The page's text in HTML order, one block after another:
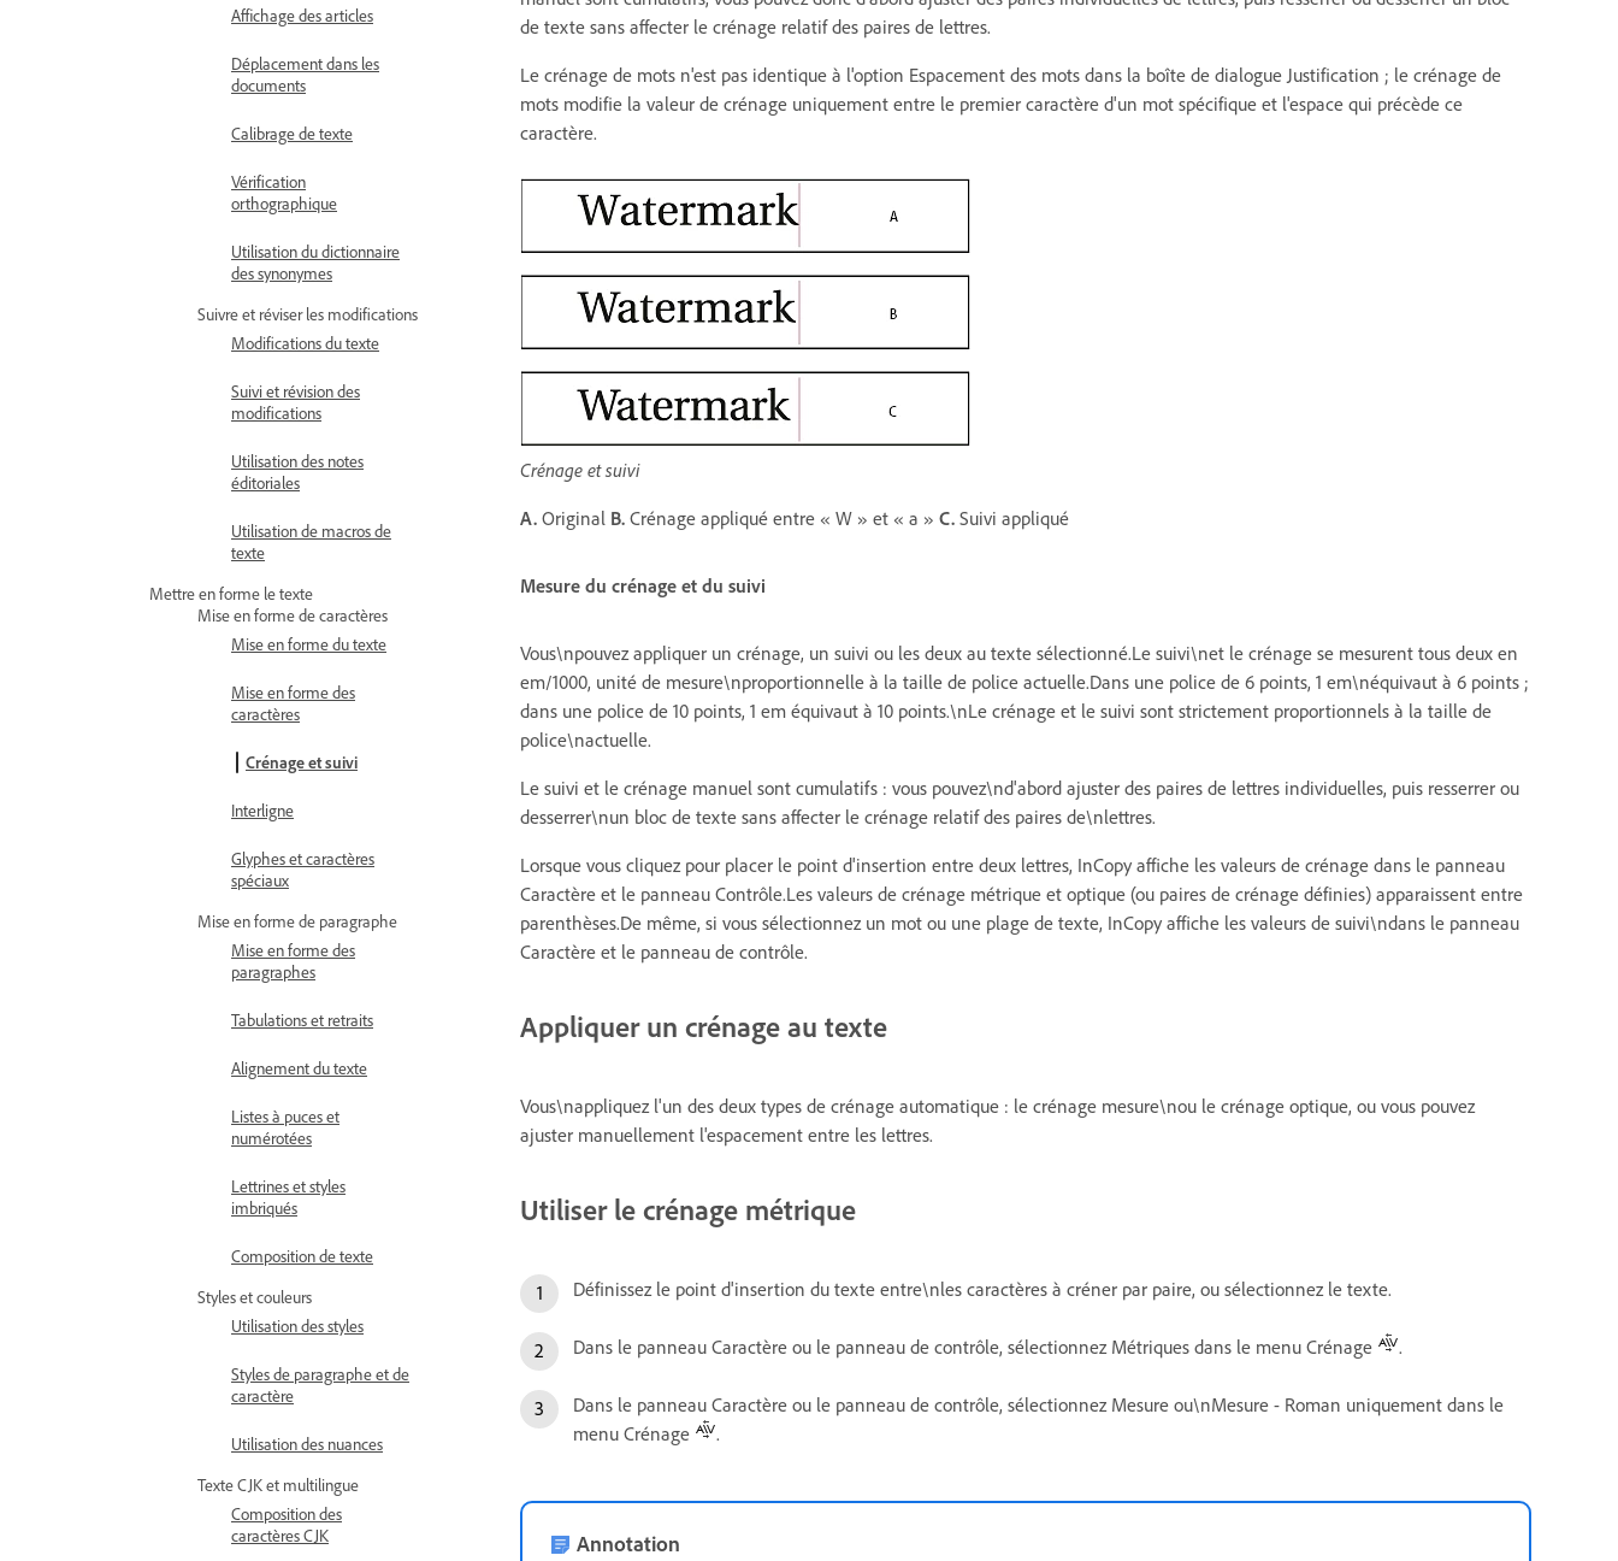
Affichage des articles
Déplacement dans les
documents
Calibrage de texte
Vérification
orthographique
Utilisation du dictionnaire
des synonymes
Suivre et réviser les modifications
Modifications du texte
Suivi et révision des
modifications
Utilisation des notes
éditoriales
Utilisation de macros de
texte
Mettre en forme le texte
Mise en forme de caractères
Mise en forme du texte
Mise en forme des
caractères
Crénage et suivi
Interligne
Glyphes et caractères
spéciaux
Mise en forme de paragraphe
Mise en forme des
paragraphes
Tabulations et retraits
Alignement du texte
Listes à puces et
numérotées
Lettrines et styles
imbriqués
Composition de texte
Styles et couleurs
Utilisation des styles
Styles de paragraphe et de
caractère
Utilisation des nuances
Texte CJK et multilingue
Composition des
caractères CJK
de texte sans affecter le crénage relatif des paires de lettres.
Le crénage de mots n'est pas identique à l'option Espacement des mots dans la boîte de dialogue Justification ; le crénage de
mots modifie la valeur de crénage uniquement entre le premier caractère d'un mot spécifique et l'espace qui précède ce
caractère.
Crénage et suivi
A. Original B. Crénage appliqué entre « W » et « a » C. Suivi appliqué
Mesure du crénage et du suivi
Vous\npouvez appliquer un crénage, un suivi ou les deux au texte sélectionné.Le suivi\net le crénage se mesurent tous deux en
em/1000, unité de mesure\nproportionnelle à la taille de police actuelle.Dans une police de 6 points, 1 em\néquivaut à 6 points ;
dans une police de 10 points, 1 em équivaut à 10 points.\nLe crénage et le suivi sont strictement proportionnels à la taille de
police\nactuelle.
Le suivi et le crénage manuel sont cumulatifs : vous pouvez\nd'abord ajuster des paires de lettres individuelles, puis resserrer ou
desserrer\nun bloc de texte sans affecter le crénage relatif des paires de\nlettres.
Lorsque vous cliquez pour placer le point d'insertion entre deux lettres, InCopy affiche les valeurs de crénage dans le panneau
Caractère et le panneau Contrôle.Les valeurs de crénage métrique et optique (ou paires de crénage définies) apparaissent entre
parenthèses.De même, si vous sélectionnez un mot ou une plage de texte, InCopy affiche les valeurs de suivi\ndans le panneau
Caractère et le panneau de contrôle.
Appliquer un crénage au texte
Vous\nappliquez l'un des deux types de crénage automatique : le crénage mesure\nou le crénage optique, ou vous pouvez
ajuster manuellement l'espacement entre les lettres.
Utiliser le crénage métrique
Définissez le point d'insertion du texte entre\nles caractères à créner par paire, ou sélectionnez le texte.
Dans le panneau Caractère ou le panneau de contrôle, sélectionnez Métriques dans le menu Crénage .
Dans le panneau Caractère ou le panneau de contrôle, sélectionnez Mesure ou\nMesure - Roman uniquement dans le
menu Crénage
.
Annotation